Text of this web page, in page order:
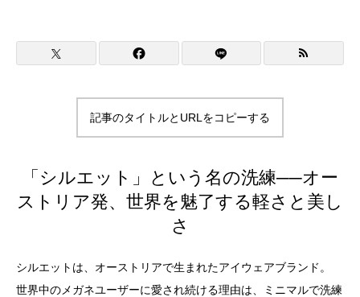
記事のタイトルとURLをコピーする
「シルエット」という名の洗練──オー
ストリア発、世界を魅了する軽さと美し
さ
シルエットは、オーストリアで生まれたアイウェアブランド。
世界中のメガネユーザーに愛され続ける理由は、ミニマルで洗練